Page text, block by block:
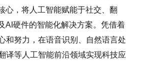
心，将人工智能赋能于社交、翻
AI硬件的智能化解决方案。凭借着
和努力，在语音识别、自然语言处
译等人工智能前沿领域实现科技应